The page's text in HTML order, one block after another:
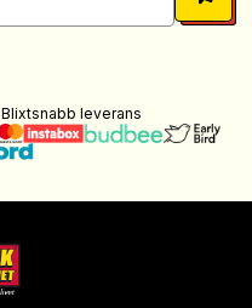
Blixtsnabb leverans